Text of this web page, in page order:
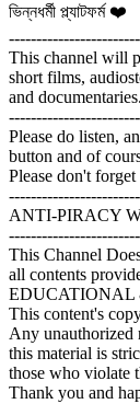
ভিন্নধর্মী প্ল্যাটফর্ম ❤️
This channel will
short films,
and documentaries.
Please do listen,
button and of
Please don't
ANTI-PIRACY
This Channel
all contents
EDUCATIONAL
This content's
Any unauthorized
this material is
those who violate
Thank you and